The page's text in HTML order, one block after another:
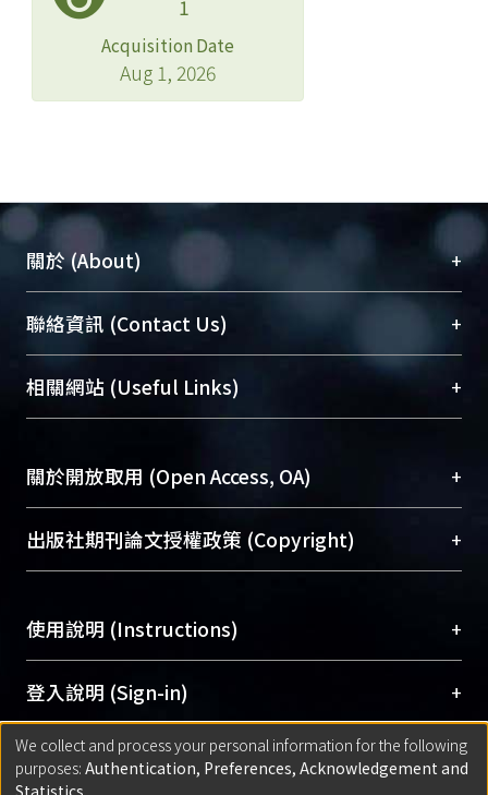
1
Acquisition Date
Aug 1, 2026
關於 (About) +
臺大位居世界頂尖大學之列，為永久珍藏及向國際
展現本校豐碩的研究成果及學術能量，圖書館整合
機構典藏（NTUR）與學術庫（AH）不同功能平
台，成為臺大學術典藏NTU scholars。期能整合研
成果。
To permanently archive and promote researcher
profiles and scholarly works, Library integrates the
services of “NTU Repository” with “Academic
聯絡資訊 (Contact Us) +
總館學科館員(Main Library)
醫學圖書館學科館員(Medical Library)
Sciences Library)
相關網站 (Useful Links) +
關於開放取用 (Open Access, OA) +
開放取用是從使用者角度提升資訊取用性的社會運
動，應用在學術研究上是透過將研究著作公開供使
用逐年攀升。同時可加速研究發展、提升研究影響
Archive）平台。 （點選深入了解OA）
出版社期刊論文授權政策 (Copyright) +
含部分內容的版權非匯入者所有，或由第三方贊
助與合作完成，請確認該版權所有者及第三方同
意提供此授權。
Please represent that the submission is your
original work, and that you have the right to
grant the rights to upload.
使用說明 (Instructions) +
網站簡介(Quickstart Guide)
使用手冊(Instruction Manual)
線上預約服務(Booking Service)
登入說明 (Sign-in) +
方案一：臺灣大學計算機中心帳號登入
(With C&INC Email Account)
匯入著作 (Submission) +
We collect and process your personal information for the following
purposes: Authentication, Preferences, Acknowledgement and
Statistics